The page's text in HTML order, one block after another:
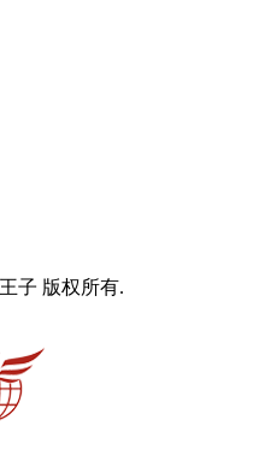
子 版权所有.